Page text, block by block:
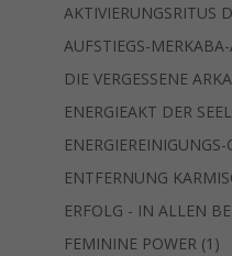
AKTIVIERUNGSRITUS
AUFSTIEGS-
DIE VERGESSENE
ENERGIEAKT DER
ENTFERNUNG
ERFOLG - IN ALLEN
FEMININE POWER 1 1